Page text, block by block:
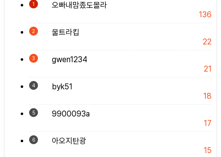
1
오빠내맘좄도몰라
136
2
울트라킵
22
3
gwen1234
21
4
byk51
18
5
9900093a
17
6
아오지탄광
15